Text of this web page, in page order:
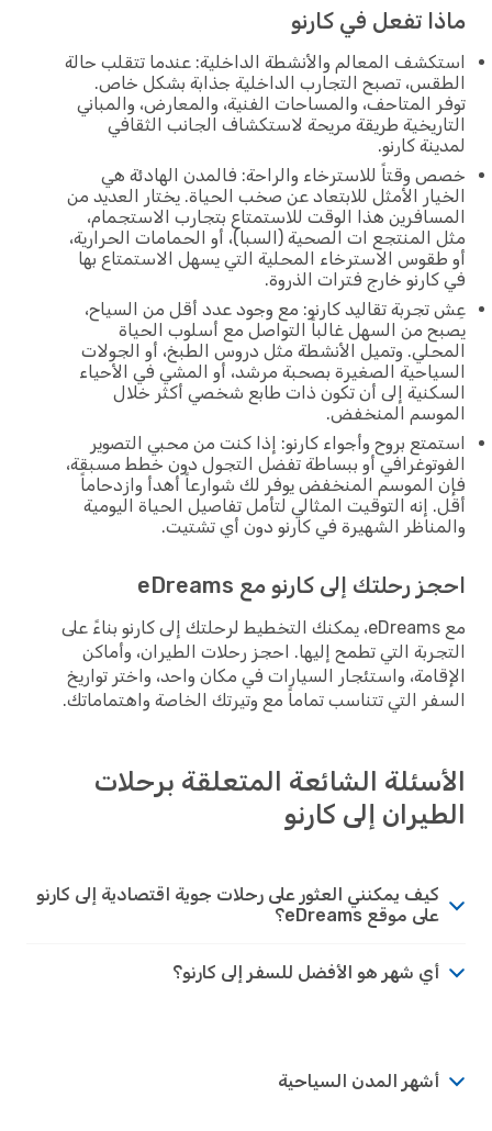
ماذا تفعل في كارنو
استكشف المعالم والأنشطة الداخلية: عندما تتقلب حالة
الطقس، تصبح التجارب الداخلية جذابة بشكل خاص.
توفر المتاحف، والمساحات الفنية، والمعارض، والمباني
التاريخية طريقة مريحة لاستكشاف الجانب الثقافي
لمدينة كارنو.
خصص وقتاً للاسترخاء والراحة: فالمدن الهادئة هي
الخيار الأمثل للابتعاد عن صخب الحياة. يختار العديد من
المسافرين هذا الوقت للاستمتاع بتجارب الاستجمام،
مثل المنتجع ات الصحية (السبا)، أو الحمامات الحرارية،
أو طقوس الاسترخاء المحلية التي يسهل الاستمتاع بها
في كارنو خارج فترات الذروة.
عِش تجربة تقاليد كارنو: مع وجود عدد أقل من السياح،
يصبح من السهل غالباً التواصل مع أسلوب الحياة
المحلي. وتميل الأنشطة مثل دروس الطبخ، أو الجولات
السياحية الصغيرة بصحبة مرشد، أو المشي في الأحياء
السكنية إلى أن تكون ذات طابع شخصي أكثر خلال
الموسم المنخفض.
استمتع بروح وأجواء كارنو: إذا كنت من محبي التصوير
الفوتوغرافي أو ببساطة تفضل التجول دون خطط مسبقة،
فإن الموسم المنخفض يوفر لك شوارعاً أهدأ وازدحاماً
أقل. إنه التوقيت المثالي لتأمل تفاصيل الحياة اليومية
والمناظر الشهيرة في كارنو دون أي تشتيت.
احجز رحلتك إلى كارنو مع eDreams
مع eDreams، يمكنك التخطيط لرحلتك إلى كارنو بناءً على
التجربة التي تطمح إليها. احجز رحلات الطيران، وأماكن
الإقامة، واستئجار السيارات في مكان واحد، واختر تواريخ
السفر التي تتناسب تماماً مع وتيرتك الخاصة واهتماماتك.
الأسئلة الشائعة المتعلقة برحلات
الطيران إلى كارنو
كيف يمكنني العثور على رحلات جوية اقتصادية إلى كارنو
على موقع eDreams؟
أي شهر هو الأفضل للسفر إلى كارنو؟
أشهر المدن السياحية